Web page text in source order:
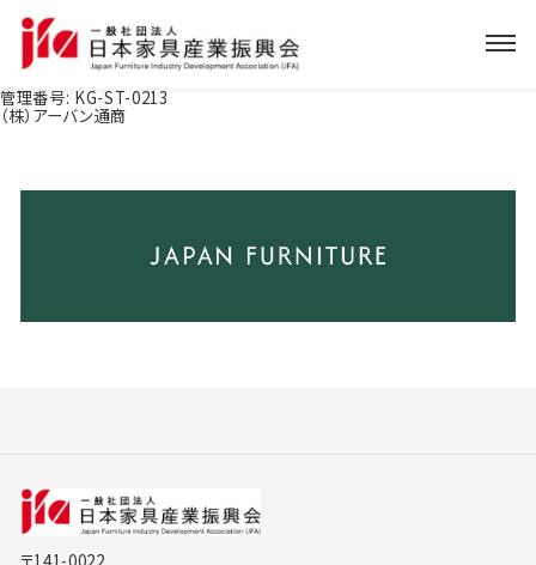
管理番号: KG-ST-0213
（株）アーバン通商